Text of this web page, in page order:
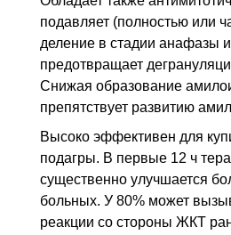
подавляет (полностью или
деление в стадии анафазы
предотвращает
Снижая образование
препятствует развитию
Высоко эффективен для
подагры. В первые 12 ч
существенно улучшается
больных. У 80% может
реакции со стороны ЖКТ